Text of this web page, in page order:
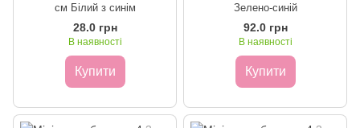
см Білий з синім
28.0 грн
В наявності
Купити
Зелено-синій
92.0 грн
В наявності
Купити